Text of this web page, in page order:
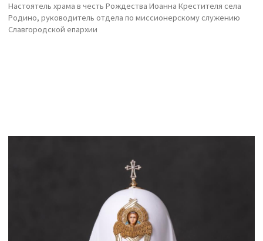
Настоятель храма в честь Рождества Иоанна Крестителя села
Родино, руководитель отдела по миссионерскому служению
Славгородской епархии